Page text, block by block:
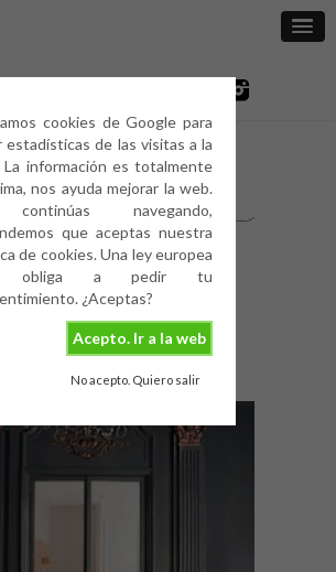
cookies de Google para
estadísticas de las visitas a la
La información es totalmente
nos ayuda mejorar la web.
navegando,
que aceptas nuestra
de cookies. Una ley europea
obliga a pedir tu
¿Aceptas?
Acepto. Ir a la web
No acepto. Quiero salir
3